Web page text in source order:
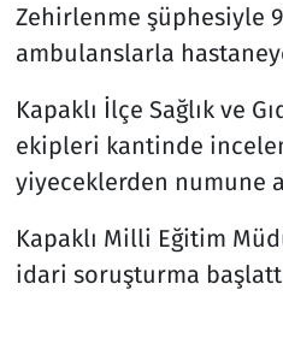
Zehirlenme şüphesiyle
ambulanslarla
Kapaklı İlçe Sağlık ve
ekipleri kantinde
yiyeceklerden numune
Kapaklı Milli Eğitim
idari soruşturma
Süleymanpaşa
Tekirdağ